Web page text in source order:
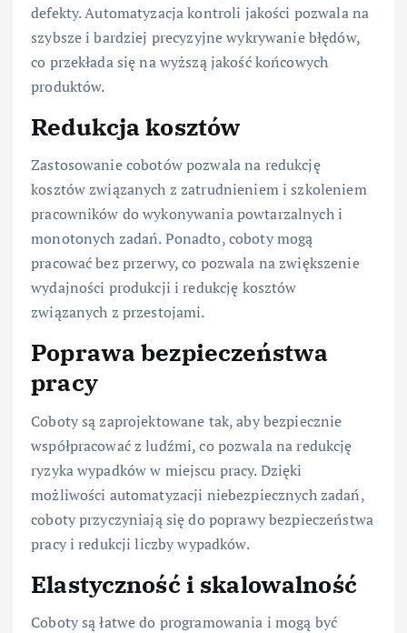
defekty. Automatyzacja kontroli jakości pozwala na
szybsze i bardziej precyzyjne wykrywanie błędów,
co przekłada się na wyższą jakość końcowych
produktów.
Redukcja kosztów
Zastosowanie cobotów pozwala na redukcję
kosztów związanych z zatrudnieniem i szkoleniem
pracowników do wykonywania powtarzalnych i
monotonych zadań. Ponadto, coboty mogą
pracować bez przerwy, co pozwala na zwiększenie
wydajności produkcji i redukcję kosztów
związanych z przestojami.
Poprawa bezpieczeństwa
pracy
Coboty są zaprojektowane tak, aby bezpiecznie
współpracować z ludźmi, co pozwala na redukcję
ryzyka wypadków w miejscu pracy. Dzięki
możliwości automatyzacji niebezpiecznych zadań,
coboty przyczyniają się do poprawy bezpieczeństwa
pracy i redukcji liczby wypadków.
Elastyczność i skalowalność
Coboty są łatwe do programowania i mogą być